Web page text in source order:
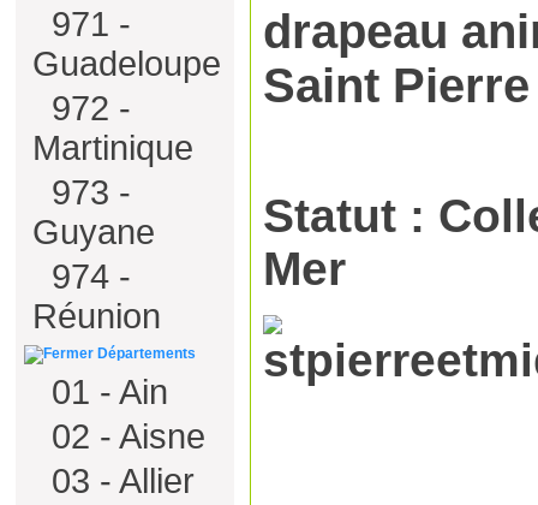
971 -
Guadeloupe
972 -
Martinique
973 -
Guyane
974 -
Réunion
Départements
01 - Ain
02 - Aisne
03 - Allier
Saint
Statut :
Mer